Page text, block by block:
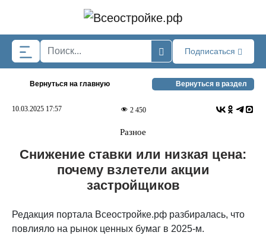
Подписаться
Вернуться на главную Вернуться в раздел
10.03.2025 17:57 2 450
Разное
Снижение ставки или низкая цена:
почему взлетели акции
застройщиков
Редакция портала Всеостройке.рф разбиралась, что
повлияло на рынок ценных бумаг в 2025-м.